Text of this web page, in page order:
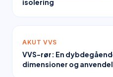
isolering
AKUT VVS
VVS-rør: En
dimensioner og